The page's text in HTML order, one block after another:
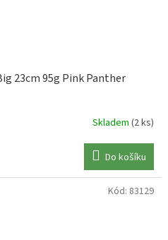
23cm 95g Pink Panther
Skladem (2 ks)
Do košíku
Kód: 83129